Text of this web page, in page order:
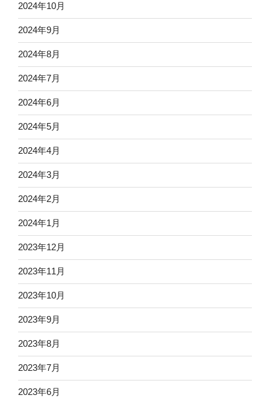
2024年10月
2024年9月
2024年8月
2024年7月
2024年6月
2024年5月
2024年4月
2024年3月
2024年2月
2024年1月
2023年12月
2023年11月
2023年10月
2023年9月
2023年8月
2023年7月
2023年6月